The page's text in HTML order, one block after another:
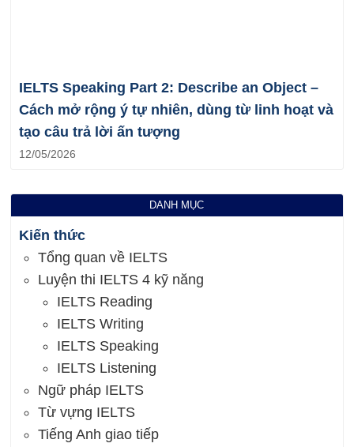
IELTS Speaking Part 2: Describe an Object –
Cách mở rộng ý tự nhiên, dùng từ linh hoạt và
tạo câu trả lời ấn tượng
12/05/2026
DANH MỤC
Kiến thức
Tổng quan về IELTS
Luyện thi IELTS 4 kỹ năng
IELTS Reading
IELTS Writing
IELTS Speaking
IELTS Listening
Ngữ pháp IELTS
Từ vựng IELTS
Tiếng Anh giao tiếp